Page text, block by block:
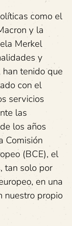
como el
y la
Merkel
y
tenido que
con el
servicios
las
los años
Comisión
(BCE), el
tan solo por
en una
nuestro propio